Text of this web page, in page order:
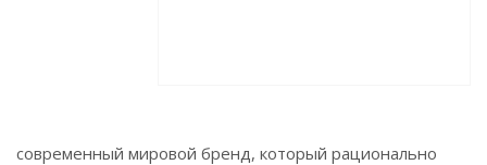
современный мировой бренд, который рационально